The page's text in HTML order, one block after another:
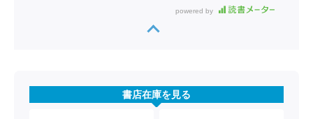
powered by
書店在庫を見る